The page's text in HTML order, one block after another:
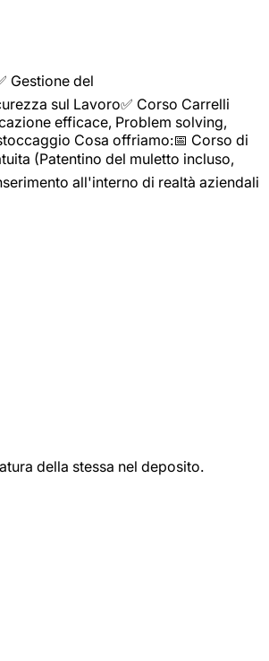
Gestione del
sul Lavoro✅ Corso Carrelli
efficace, Problem solving,
Cosa offriamo:📅 Corso di
(Patentino del muletto incluso,
all'interno di realtà aziendali
della stessa nel deposito.